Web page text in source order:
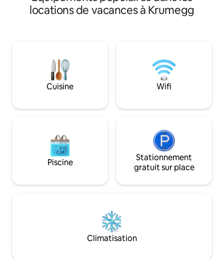
vous dès votre arrivée. L'emplacement
calme invite à la détente, tandis que la
disponible sur place, ainsi qu'une station
de recharge électrique (payante) et des
supports à vélos, ce qui permet
d'explorer facilement Graz à votre
ferme avec
atmosphère
oasis de plaisir
régionaux à la
région thermale
sud-est de la
locations de vacances à Krumegg
Cuisine Wifi
Piscine
Stationnement
gratuit sur place
Climatisation